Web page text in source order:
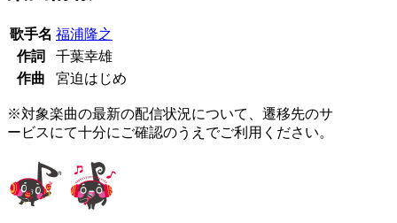
歌手名 福浦隆之
作詞
千葉幸雄
作曲
宮迫はじめ
※対象楽曲の最新の配信状況について、遷移先のサ
ービスにて十分にご確認のうえでご利用ください。